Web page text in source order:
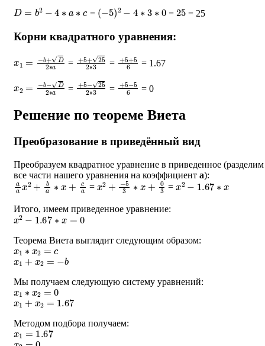
D= 2− a = (− 5)2− ∗ ∗ = 25 = 25
Корни квадратного уравнения:
+ D2∗ = + 5+ 252 3
= + 5 +5 = 1.67
b−D2∗ = +5−252 3
= +5−5 = 0
Решение по теореме Виета
Преобразование в приведённый вид
Преобразуем квадратное уравнение в приведенное (разделим
все части нашего уравнения на коэффициент a):
aax2+ba∗x+ca = x2+−53∗x+03 =x2−1.67∗
Итого, имеем приведенное уравнение:
x2−1.67∗x=0
Теорема Виета выглядит следующим образом:
x1∗x2= c
x1 + x2 =− b
Мы получаем следующую систему уравнений:
x1∗x2=0
x1 + x2 =1.67
Методом подбора получаем:
x1=1.67
x2 =0